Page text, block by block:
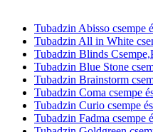
Tubadzin Abisso csempe
Tubadzin All in White
Tubadzin Blinds
Tubadzin Blue Stone
Tubadzin Brainstorm
Tubadzin Coma csempe
Tubadzin Curio csempe
Tubadzin Fadma csempe